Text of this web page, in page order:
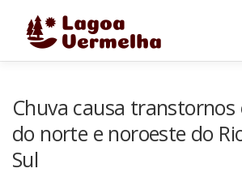
FALE CONOSCO
Chuva causa transtornos
do norte e noroeste do
Sul